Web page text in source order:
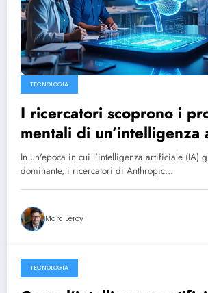
TECNOLOGIA
I ricercatori scoprono i
mentali di
i loro risultati sono
In un'epoca in cui l'intelligenza artificiale (IA)
dominante, i ricercatori di Anthropic…
Marc Leroy
26 March 2025
TECNOLOGIA